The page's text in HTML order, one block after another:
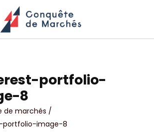
portfolio-
8
de marchés /
portfolio-image-8